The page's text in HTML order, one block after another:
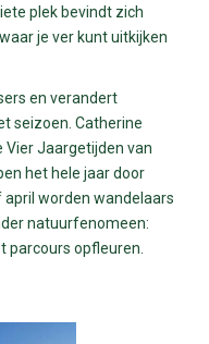
plek bevindt zich
je ver kunt uitkijken
en verandert
seizoen. Catherine
Vier Jaargetijden van
het hele jaar door
worden wandelaars
natuurfenomeen:
parcours opfleuren.